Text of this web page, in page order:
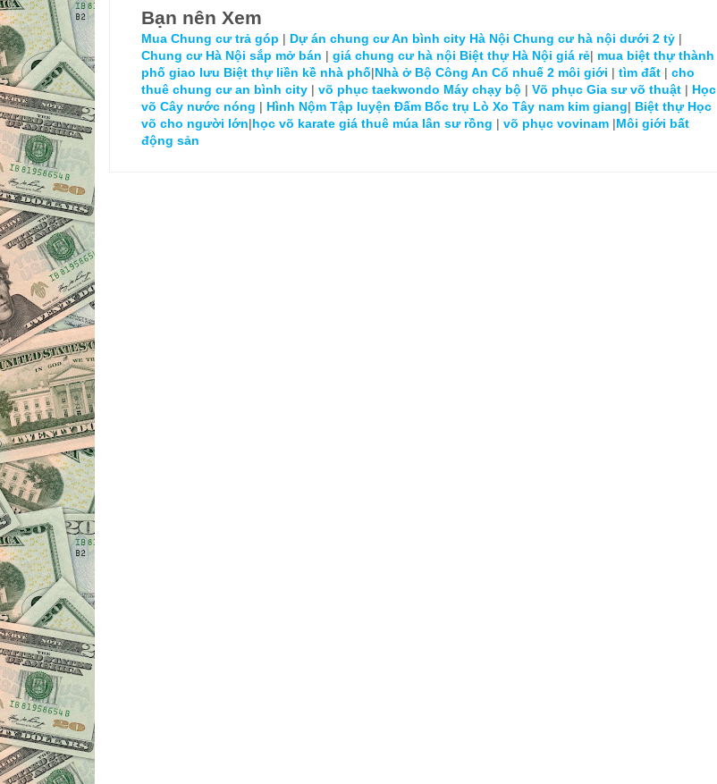
Bạn nên Xem
Mua Chung cư trả góp | Dự án chung cư An bình city Hà Nội Chung cư hà nội dưới 2 tỷ |
Chung cư Hà Nội sắp mở bán | giá chung cư hà nội Biệt thự Hà Nội giá rẻ| mua biệt thự thành
phố giao lưu Biệt thự liền kề nhà phố|Nhà ở Bộ Công An Cổ nhuế 2 môi giới | tìm đất | cho
thuê chung cư an bình city | võ phục taekwondo Máy chạy bộ | Võ phục Gia sư võ thuật | Học
võ Cây nước nóng | Hình Nộm Tập luyện Đấm Bốc trụ Lò Xo Tây nam kim giang| Biệt thự Học
võ cho người lớn|học võ karate giá thuê múa lân sư rồng | võ phục vovinam |Môi giới bất
động sản